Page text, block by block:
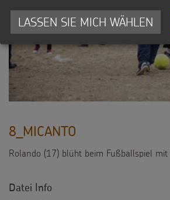
8_MICANTO
Rolando (17) blüht beim Fußballspiel
Datei Info
LASSEN SIE MICH WÄHLEN